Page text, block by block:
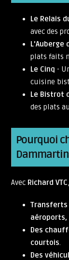
Le Relais
avec des
L'Auberge
plats faits
Le Cinq -
cuisine
Le Bistrot
des plats
Pourquoi
Avec Richard VTC
Transferts
aéroports,
Des
courtois.
Des